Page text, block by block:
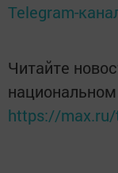
Telegram-
Читайте
https://